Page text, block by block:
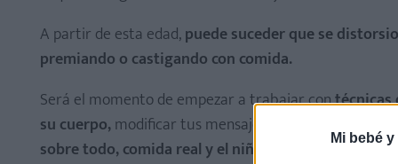
Mi bebé
A partir de esta edad,puede suceder que se
premiando o castigando con comida.
Será el momento de empezar a trabajar contécnicas
su cuerpo,modificar tus mensajes hacia unos más
sobre todo, comida real y el niño se vaya